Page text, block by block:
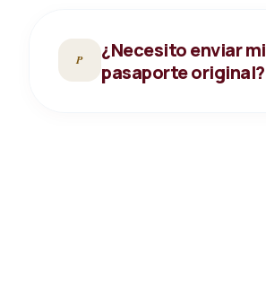
P
¿Necesito enviar mi
pasaporte original?